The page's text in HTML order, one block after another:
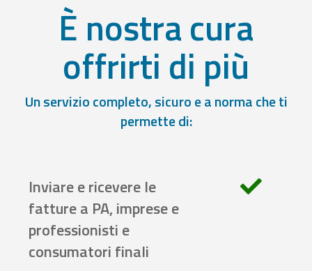
È nostra cura
offrirti di più
Un servizio completo, sicuro e a norma che ti
permette di:
Inviare e ricevere le
fatture a PA, imprese e
professionisti e
consumatori finali